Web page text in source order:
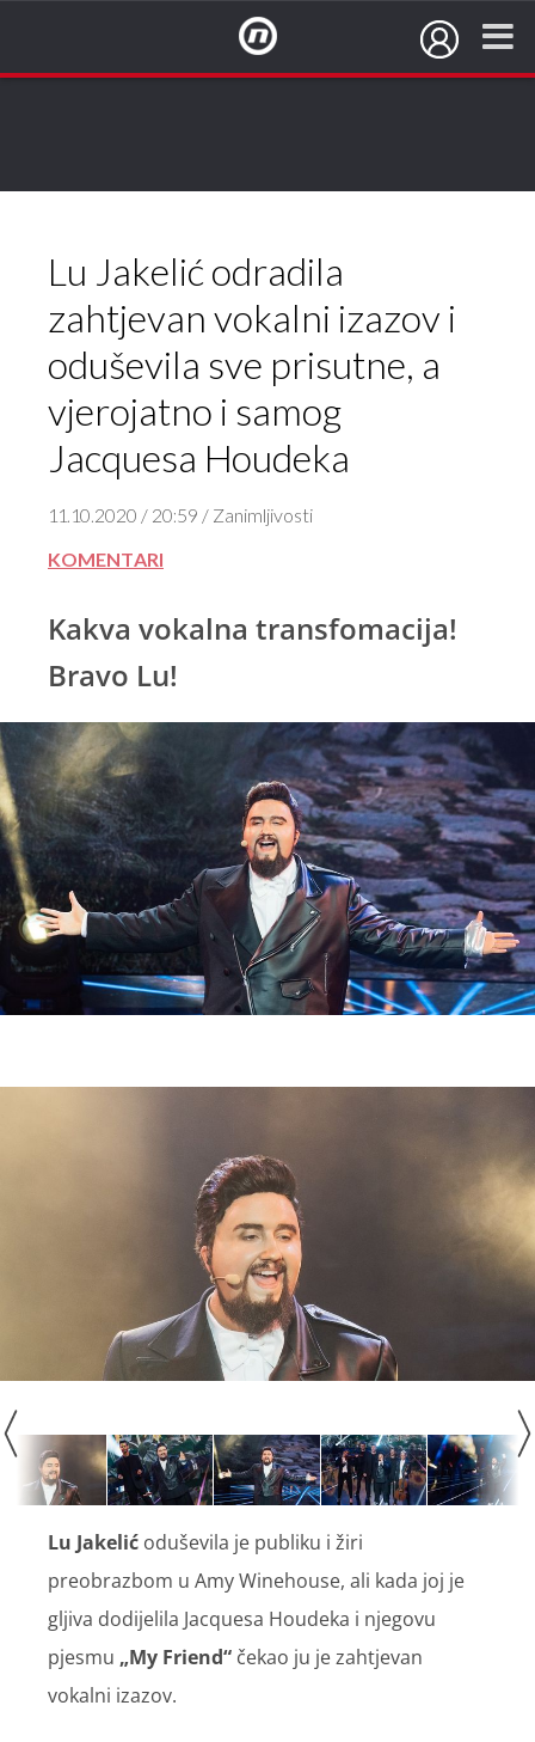
Lu Jakelić odradila
zahtjevan vokalni izazov i
oduševila sve prisutne, a
vjerojatno i samog
Jacquesa Houdeka
11.10.2020 / 20:59 / Zanimljivosti
KOMENTARI
Kakva vokalna transfomacija!
Bravo Lu!
Lu Jakelić oduševila je publiku i žiri
preobrazbom u Amy Winehouse, ali kada joj je
gljiva dodijelila Jacquesa Houdeka i njegovu
pjesmu „My Friend“ čekao ju je zahtjevan
vokalni izazov.